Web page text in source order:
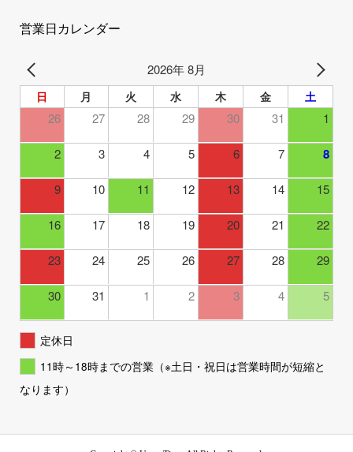
営業日カレンダー
2026年 8月
日 月 火 水 木 金 土
26 27 28 29 30 31 1
2 3 4 5 6 7 8
9 10 11 12 13 14 15
16 17 18 19 20 21 22
23 24 25 26 27 28 29
30 31 1 2 3 4 5
定休日
11時～18時までの営業（※土日・祝日は営業時間が短縮と
なります）